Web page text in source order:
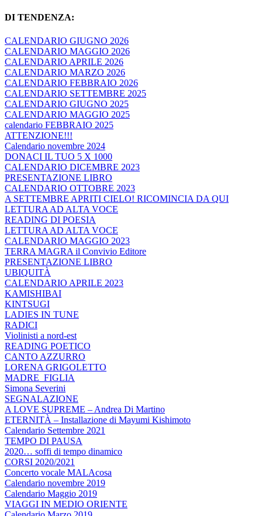
DI TENDENZA:
CALENDARIO GIUGNO 2026
CALENDARIO MAGGIO 2026
CALENDARIO APRILE 2026
CALENDARIO MARZO 2026
CALENDARIO FEBBRAIO 2026
CALENDARIO SETTEMBRE 2025
CALENDARIO GIUGNO 2025
CALENDARIO MAGGIO 2025
calendario FEBBRAIO 2025
ATTENZIONE!!!
Calendario novembre 2024
DONACI IL TUO 5 X 1000
CALENDARIO DICEMBRE 2023
PRESENTAZIONE LIBRO
CALENDARIO OTTOBRE 2023
A SETTEMBRE APRITI CIELO! RICOMINCIA DA QUI
LETTURA AD ALTA VOCE
READING DI POESIA
LETTURA AD ALTA VOCE
CALENDARIO MAGGIO 2023
TERRA MAGRA il Convivio Editore
PRESENTAZIONE LIBRO
UBIQUITÀ
CALENDARIO APRILE 2023
KAMISHIBAI
KINTSUGI
LADIES IN TUNE
RADICI
Violinisti a nord-est
READING POETICO
CANTO AZZURRO
LORENA GRIGOLETTO
MADRE_FIGLIA
Simona Severini
SEGNALAZIONE
A LOVE SUPREME – Andrea Di Martino
ETERNITÀ – Installazione di Mayumi Kishimoto
Calendario Settembre 2021
TEMPO DI PAUSA
2020… soffi di tempo dinamico
CORSI 2020/2021
Concerto vocale MALAcosa
Calendario novembre 2019
Calendario Maggio 2019
VIAGGI IN MEDIO ORIENTE